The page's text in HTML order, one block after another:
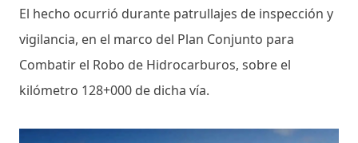
El hecho ocurrió durante patrullajes de inspección y
vigilancia, en el marco del Plan Conjunto para
Combatir el Robo de Hidrocarburos, sobre el
kilómetro 128+000 de dicha vía.